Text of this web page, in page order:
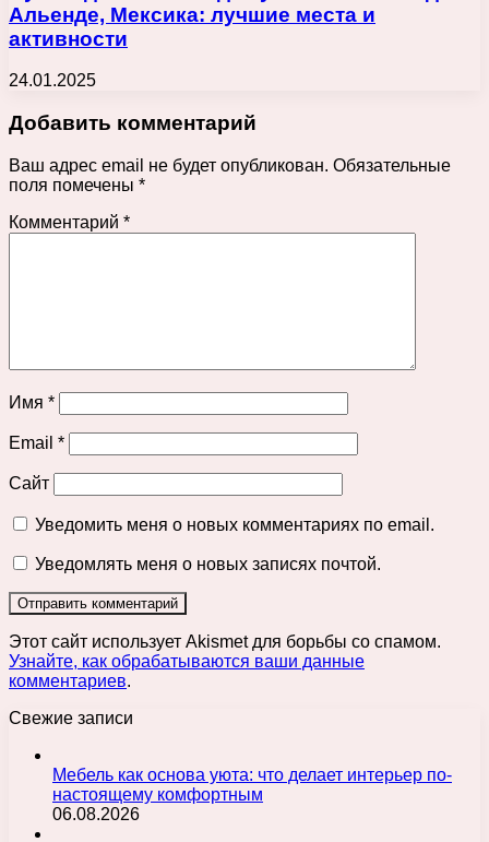
Альенде, Мексика: лучшие места и
активности
24.01.2025
Добавить комментарий
Ваш адрес email не будет опубликован. Обязательные
поля помечены *
Комментарий *
Имя *
Email *
Сайт
Уведомить меня о новых комментариях по email.
Уведомлять меня о новых записях почтой.
Этот сайт использует Akismet для борьбы со спамом.
Узнайте, как обрабатываются ваши данные
комментариев.
Свежие записи
Мебель как основа уюта: что делает интерьер по-
настоящему комфортным
06.08.2026